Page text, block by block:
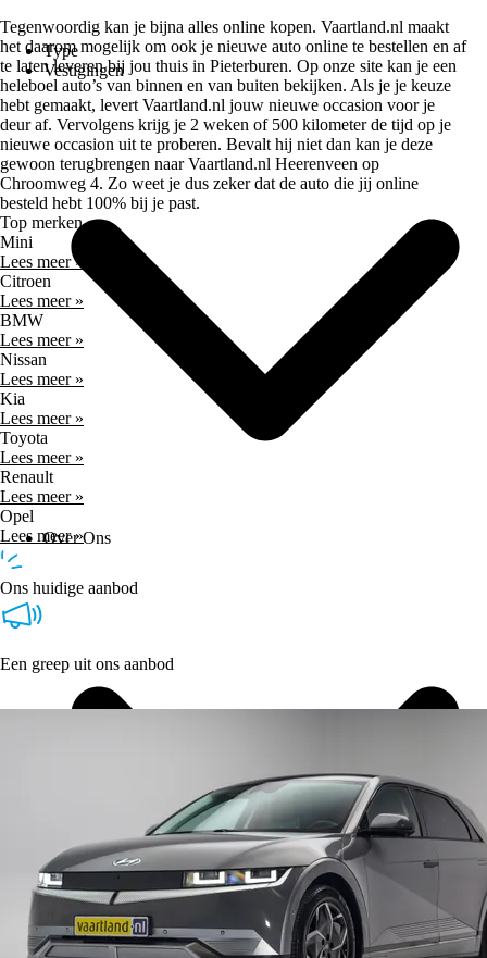
Type
Vestigingen
Over Ons
Tegenwoordig kan je bijna alles online kopen. Vaartland.nl maakt
het daarom mogelijk om ook je nieuwe auto online te bestellen en af
te laten leveren bij jou thuis in Pieterburen. Op onze site kan je een
heleboel auto’s van binnen en van buiten bekijken. Als je je keuze
hebt gemaakt, levert Vaartland.nl jouw nieuwe occasion voor je
deur af. Vervolgens krijg je 2 weken of 500 kilometer de tijd op je
nieuwe occasion uit te proberen. Bevalt hij niet dan kan je deze
gewoon terugbrengen naar Vaartland.nl Heerenveen op
Chroomweg 4. Zo weet je dus zeker dat de auto die jij online
besteld hebt 100% bij je past.
Top merken
Mini
Lees meer »
Citroen
Lees meer »
BMW
Lees meer »
Nissan
Lees meer »
Kia
Lees meer »
Toyota
Lees meer »
Renault
Lees meer »
Opel
Lees meer »
Ons huidige aanbod
Een greep uit ons aanbod